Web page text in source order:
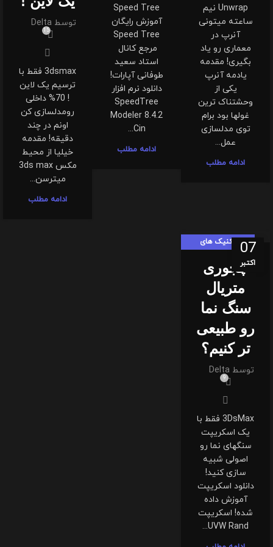
Unwrap نیم
ساعته میتونی
آنرپ در
معماری رو یاد
بگیری! مقدمه
یادمه آنرپ
یکی از
وحشتناک ترین
غولها بود برام
توی مدلسازی
عمل...
ادامه مطلب
Speed Tree
آموزش رایگان
Speed Tree
مرجع کانال
استاد سعید
طوفانی آپارات!
دانلود نرم افزار
SpeedTree
Modeler 8.4.2
Cin...
ادامه مطلب
توسط Delta
15
3dsmax فقط با
ترسیم یک لاین
! 70% داخلی
رومدلسازی کن
اونم در چند
دقیقه! مقدمه
خیلیا از محیط
مکس 3ds max
میترسن...
ادامه مطلب
07
اکتبر
تکنیک های
چجوری
متریال
سنگ نما
رو طبیعی
تر کنیم؟
توسط Delta
9
3DsMax فقط با
یک اسکریپت
سنگهای نما رو
اصولی شبیه
سازی کنید!
دانلود اسکریپت
آموزش داده
شده! اسکریپت
UVW Rand...